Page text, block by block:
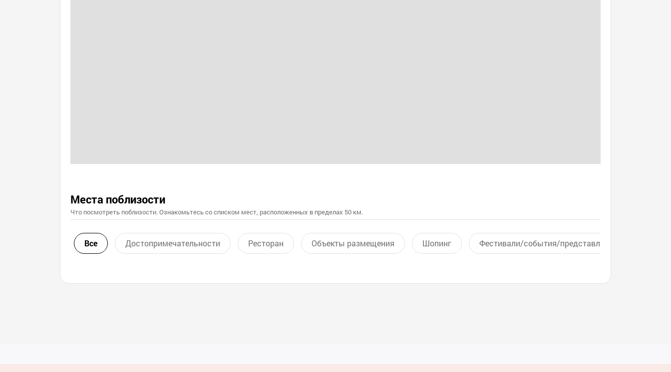
Места поблизости
Что посмотреть поблизости. Ознакомьтесь со списком мест, расположенных в пределах 50 км.
Все Достопримечательности Ресторан Объекты размещения Шопинг Фестивали/события/представления